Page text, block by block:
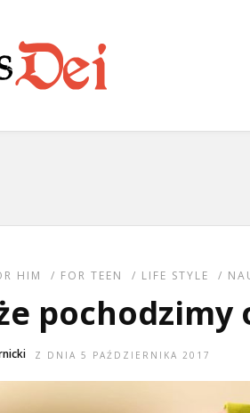
HIM / FOR TEEN / LIFE STYLE /
pochodzimy
Z DNIA 5 PAŹDZIERNIKA 2017